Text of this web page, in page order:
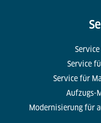
Service
Service für
Aufzugs-
Modernisierung für